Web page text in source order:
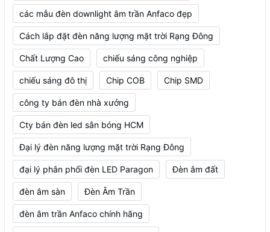
các mẫu đèn downlight âm trần Anfaco đẹp
Cách lắp đặt đèn năng lượng mặt trời Rạng Đông
Chất Lượng Cao chiếu sáng công nghiệp
chiếu sáng đô thị Chip COB Chip SMD
công ty bán đèn nhà xưởng
Cty bán đèn led sân bóng HCM
Đại lý đèn năng lượng mặt trời Rạng Đông
đại lý phân phối đèn LED Paragon Đèn âm đất
đèn âm sàn Đèn Âm Trần
đèn âm trần Anfaco chính hãng